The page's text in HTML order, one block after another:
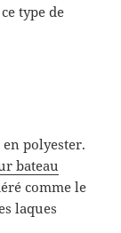
type de
polyester.
bateau
comme le
laques